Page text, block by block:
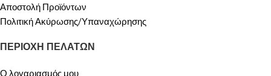
Αποστολή Προϊόντων
Πολιτική Ακύρωσης/Υπαναχώρησης
ΠΕΡΙΟΧΗ ΠΕΛΑΤΩΝ
Ο λογαριασμός μου